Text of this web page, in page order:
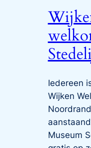
Iedereen
Wijken
Museum